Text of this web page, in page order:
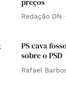
Redação DN
PS cava
sobre o PSD
Rafael